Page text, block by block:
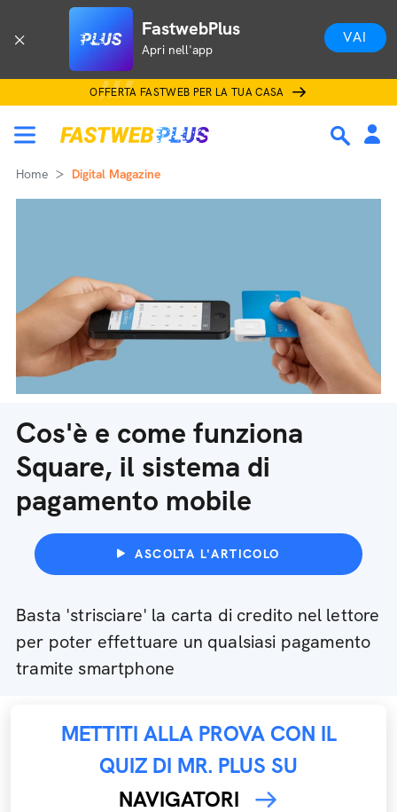
FastwebPlus
Apri nell'app
VAI
OFFERTA FASTWEB PER LA TUA CASA
Home Digital Magazine
Cos'è e come funziona
Square, il sistema di
pagamento mobile
ASCOLTA L'ARTICOLO
Basta 'strisciare' la carta di credito nel lettore
per poter effettuare un qualsiasi pagamento
tramite smartphone
METTITI ALLA PROVA CON IL
QUIZ DI MR. PLUS SU
NAVIGATORI